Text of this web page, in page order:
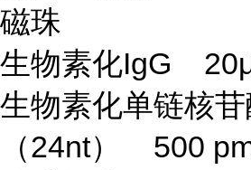
磁珠
生物素化IgG
生物素化单链核苷
（24nt） 500